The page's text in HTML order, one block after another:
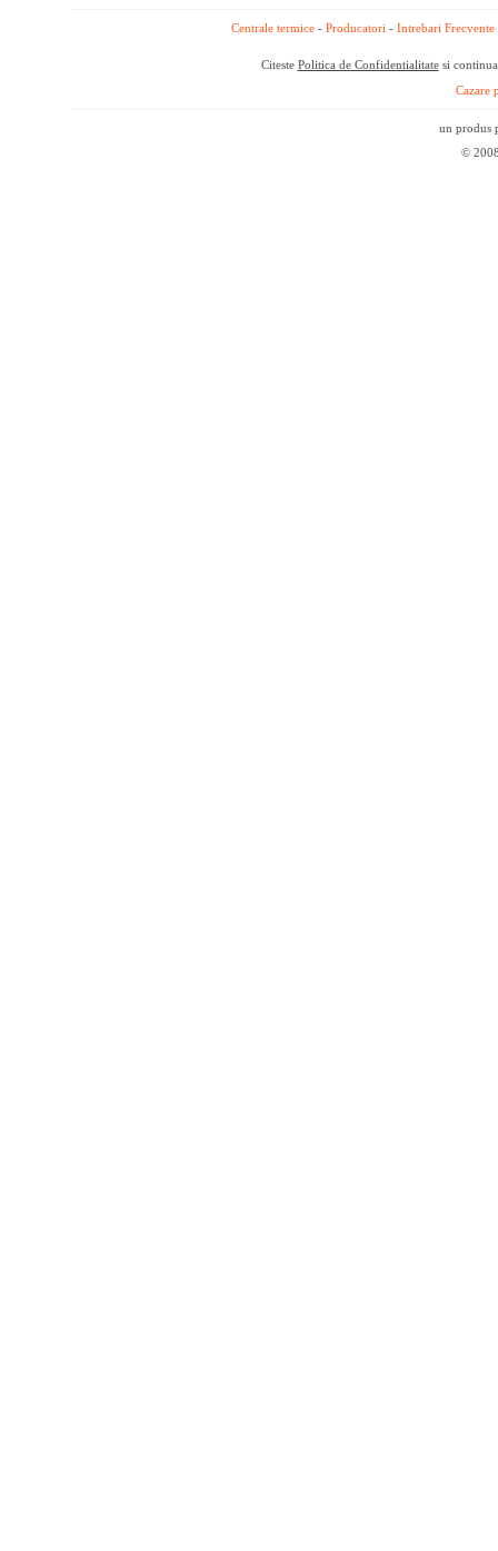
Centrale termice - Producatori - Intrebari Frecvente
Citeste Politica de Confidentialitatesi
Cazare
un produs
©